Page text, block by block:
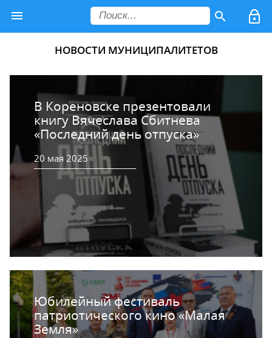
НОВОСТИ МУНИЦИПАЛИТЕТОВ
В Кореновске презентовали
книгу Вячеслава Сбитнева
«Последний день отпуска»
20 мая 2025
Юбилейный фестиваль
патриотического кино «Малая
Земля»